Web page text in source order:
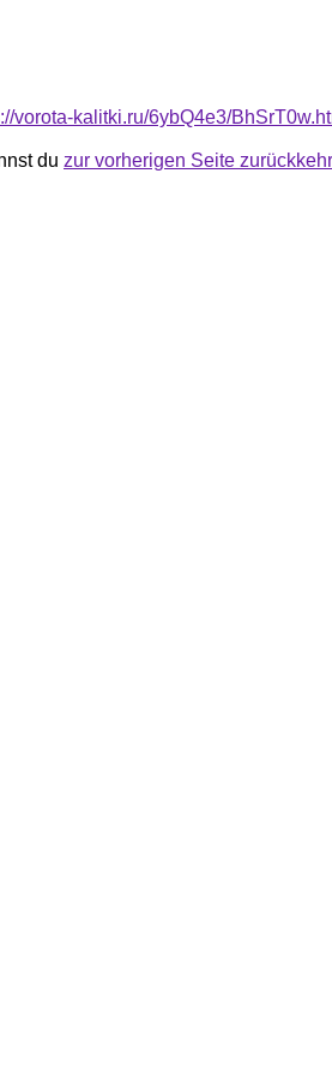
vorota-kalitki.ru/6ybQ4e3/
du zur vorherigen Seite